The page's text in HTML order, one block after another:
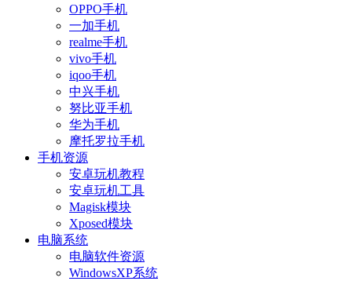
OPPO手机
一加手机
realme手机
vivo手机
iqoo手机
中兴手机
努比亚手机
华为手机
摩托罗拉手机
手机资源
安卓玩机教程
安卓玩机工具
Magisk模块
Xposed模块
电脑系统
电脑软件资源
WindowsXP系统